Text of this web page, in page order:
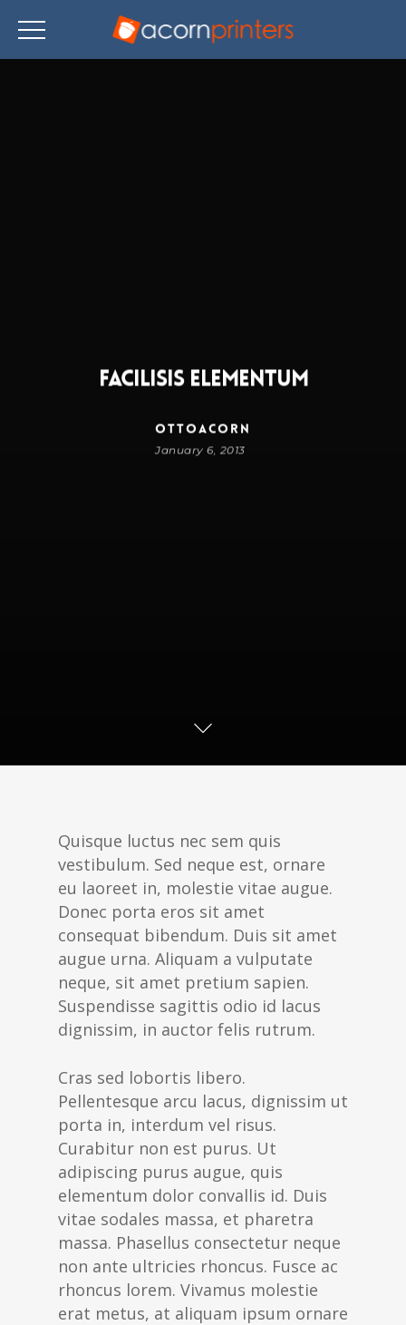
Facilisis Elementum
ottoacorn
January 6, 2013
Quisque luctus nec sem quis
vestibulum. Sed neque est, ornare
eu laoreet in, molestie vitae augue.
Donec porta eros sit amet
consequat bibendum. Duis sit amet
augue urna. Aliquam a vulputate
neque, sit amet pretium sapien.
Suspendisse sagittis odio id lacus
dignissim, in auctor felis rutrum.
Cras sed lobortis libero.
Pellentesque arcu lacus, dignissim ut
porta in, interdum vel risus.
Curabitur non est purus. Ut
adipiscing purus augue, quis
elementum dolor convallis id. Duis
vitae sodales massa, et pharetra
massa. Phasellus consectetur neque
non ante ultricies rhoncus. Fusce ac
rhoncus lorem. Vivamus molestie
erat metus, at aliquam ipsum ornare